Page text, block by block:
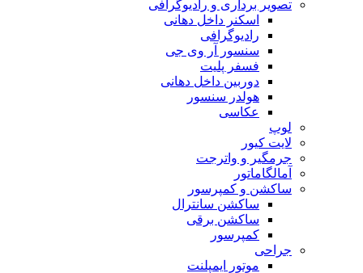
تصویر برداری و رادیوگرافی
اسکنر داخل دهانی
رادیوگرافی
سنسور آر وی جی
فسفر پلیت
دوربین داخل دهانی
هولدر سنسور
عکاسی
لوپ
لایت کیور
جرمگیر و واترجت
آمالگاماتور
ساکشن و کمپرسور
ساکشن سانترال
ساکشن برقی
کمپرسور
جراحی
موتور ایمپلنت